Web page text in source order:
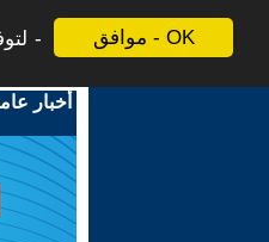
موافق - OK
أخبار